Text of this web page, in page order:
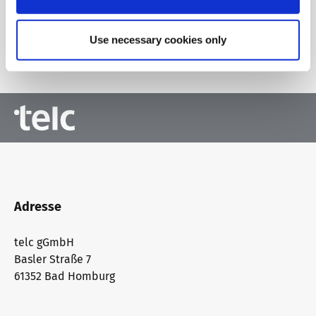
Use necessary cookies only
Zur Übersicht
Adresse
telc gGmbH
Basler Straße 7
61352 Bad Homburg